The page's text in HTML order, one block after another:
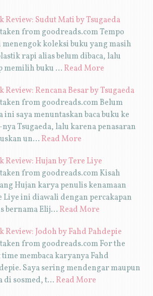
Review: Sudut Mati by Tsugaeda
from goodreads.com Tempo
koleksi buku yang masih
rapi alias belum dibaca, lalu
memilih buku … Read More
Review: Rencana Besar by Tsugaeda
from goodreads.com Belum
ini saya menuntaskan baca buku ke
Tsugaeda, lalu karena penasaran
un… Read More
Review: Hujan by Tere Liye
from goodreads.com Kisah
Hujan karya penulis kenamaan
Liye ini diawali dengan percakapan
bernama Elij… Read More
Review: Jodoh by Fahd Pahdepie
from goodreads.com For the
membaca karyanya Fahd
Saya sering mendengar maupun
di sosmed, t… Read More